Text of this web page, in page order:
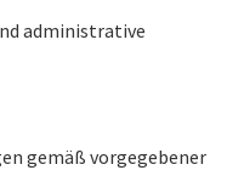
administrative
gemäß vorgegebener